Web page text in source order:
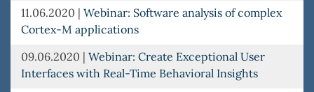
11.06.2020 | Webinar: Software analysis of complex
Cortex-M applications
09.06.2020 | Webinar: Create Exceptional User
Interfaces with Real-Time Behavioral Insights